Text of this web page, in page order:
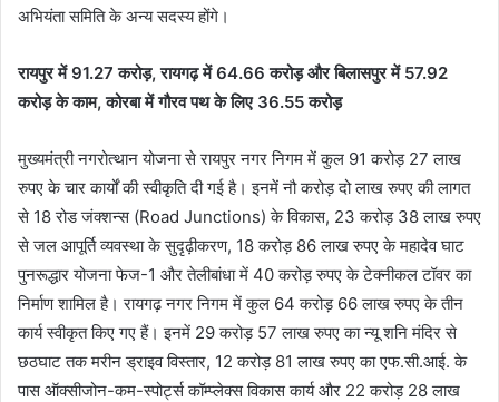
अभियंता समिति के अन्य सदस्य होंगे।
रायपुर में 91.27 करोड़, रायगढ़ में 64.66 करोड़ और बिलासपुर में 57.92
करोड़ के काम, कोरबा में गौरव पथ के लिए 36.55 करोड़
मुख्यमंत्री नगरोत्थान योजना से रायपुर नगर निगम में कुल 91 करोड़ 27 लाख
रुपए के चार कार्यों की स्वीकृति दी गई है। इनमें नौ करोड़ दो लाख रुपए की लागत
से 18 रोड जंक्शन्स (Road Junctions) के विकास, 23 करोड़ 38 लाख रुपए
से जल आपूर्ति व्यवस्था के सुदृढ़ीकरण, 18 करोड़ 86 लाख रुपए के महादेव घाट
पुनरूद्धार योजना फेज-1 और तेलीबांधा में 40 करोड़ रुपए के टेक्नीकल टॉवर का
निर्माण शामिल है। रायगढ़ नगर निगम में कुल 64 करोड़ 66 लाख रुपए के तीन
कार्य स्वीकृत किए गए हैं। इनमें 29 करोड़ 57 लाख रुपए का न्यू शनि मंदिर से
छठघाट तक मरीन ड्राइव विस्तार, 12 करोड़ 81 लाख रुपए का एफ.सी.आई. के
पास ऑक्सीजोन-कम-स्पोर्ट्स कॉम्प्लेक्स विकास कार्य और 22 करोड़ 28 लाख